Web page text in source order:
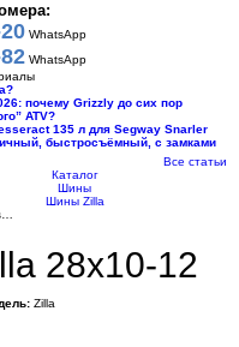
WhatsApp
WhatsApp
почему Grizzly до сих пор
ATV?
135 л для Segway Snarler
быстросъёмный, с замками
Все статьи
Каталог
Шины
Шины Zilla
28x10-12
Zilla